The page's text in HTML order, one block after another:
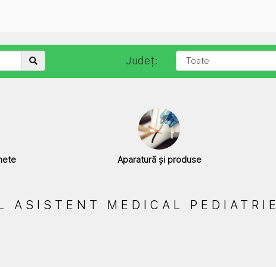
Județ:
Aparatură și produse
ASISTENT MEDICAL PEDIATRIE